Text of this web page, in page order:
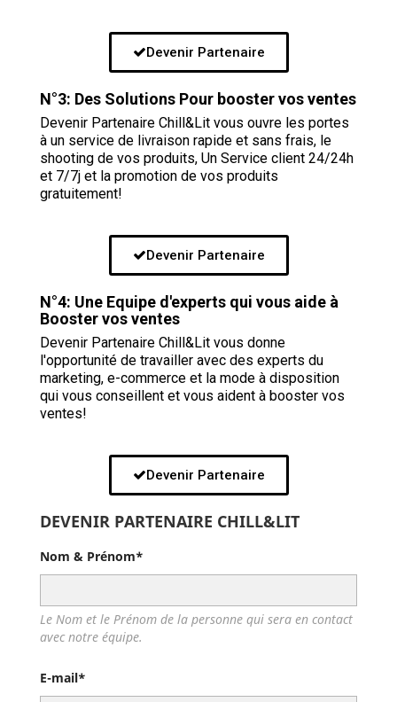
Devenir Partenaire
N°3: Des Solutions Pour booster vos ventes
Devenir Partenaire Chill&Lit vous ouvre les portes
à un service de livraison rapide et sans frais, le
shooting de vos produits, Un Service client 24/24h
et 7/7j et la promotion de vos produits
gratuitement!
Devenir Partenaire
N°4: Une Equipe d'experts qui vous aide à
Booster vos ventes
Devenir Partenaire Chill&Lit vous donne
l'opportunité de travailler avec des experts du
marketing, e-commerce et la mode à disposition
qui vous conseillent et vous aident à booster vos
ventes!
Devenir Partenaire
DEVENIR PARTENAIRE CHILL&LIT
Nom & Prénom*
Le Nom et le Prénom de la personne qui sera en contact
avec notre équipe.
E-mail*